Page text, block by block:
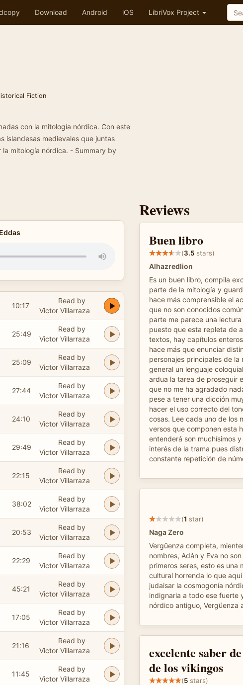
Download Android iOS LibriVox Project
Fiction
con la mitología nórdica. Con este
islandesas medievales que juntas
mitología nórdica. - Summary by
10:17
Read by
Victor Villarraza
25:49
Read by
Victor Villarraza
25:09
Read by
Victor Villarraza
27:44
Read by
Victor Villarraza
24:10
Read by
Victor Villarraza
29:49
Read by
Victor Villarraza
22:15
Read by
Victor Villarraza
38:02
Read by
Victor Villarraza
20:53
Read by
Victor Villarraza
22:29
Read by
Victor Villarraza
45:21
Read by
Victor Villarraza
17:05
Read by
Victor Villarraza
21:16
Read by
Victor Villarraza
11:45
Read by
Victor Villarraza
Reviews
Buen libro
(3.5 stars)
Alhazredlion
Es un buen libro, compila
parte de la mitología y
hace más comprensible el
que no son conocidos
parte me parece una
puesto que esta repleta de
textos, hay capítulos
hace más que enunciar
personajes principales de la
general un lenguaje
ardua la tarea de proseguir
que no me ha agradado
pese a tener una dicción
hacer el uso correcto del
cosas. Lee cada uno de los
versos que componen esta
entenderá son muchísimos
interés de la trama pues
constante repetición de
(1 star)
Naga Zero
Vergüenza completa,
nombres, Adán y Eva no
primeros seres, esto es una
cultural horrenda lo que
judaisar la cosmogonía
indignaria a todo ese fuerte
nórdico antiguo, Vergüenza
excelente saber
de los vikingos
(5 stars)